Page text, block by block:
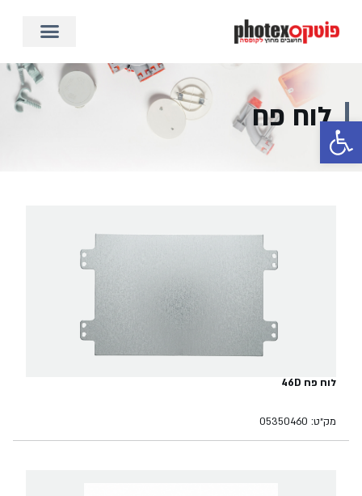
פתח סרגל נגישות
לוח פח
לוח פח 46D
מק״ט: 05350460